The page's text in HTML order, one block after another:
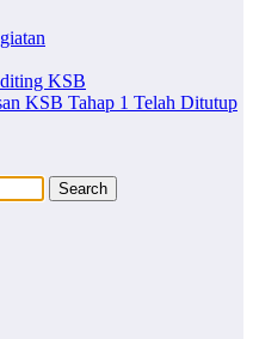
KSB
KSB Tahap 1 Telah Ditutup